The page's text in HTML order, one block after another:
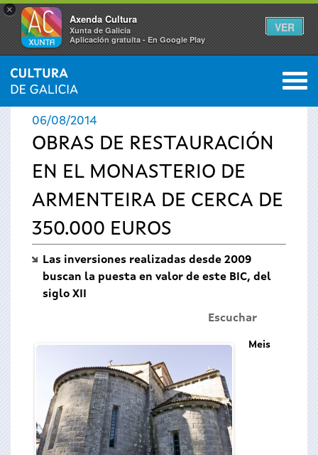
×
Axenda Cultura
Xunta de Galicia
Aplicación gratuíta - En Google Play
VER
Se
encuentra
usted
aquí
INICIO › ACTUALIDAD 0
06/08/2014
OBRAS DE RESTAURACIÓN
EN EL MONASTERIO DE
ARMENTEIRA DE CERCA DE
350.000 EUROS
Las inversiones realizadas desde 2009
buscan la puesta en valor de este BIC, del
siglo XII
Escuchar
Meis